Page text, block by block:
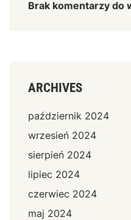
Brak komentarzy do
ARCHIVES
październik 2024
wrzesień 2024
sierpień 2024
lipiec 2024
czerwiec 2024
maj 2024